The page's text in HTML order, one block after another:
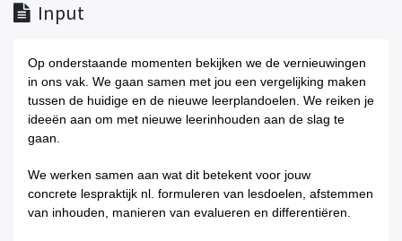
Input
Op onderstaande momenten bekijken we de vernieuwingen
in ons vak. We gaan samen met jou een vergelijking maken
tussen de huidige en de nieuwe leerplandoelen. We reiken je
ideeën aan om met nieuwe leerinhouden aan de slag te
gaan.
We werken samen aan wat dit betekent voor jouw
concrete lespraktijk nl. formuleren van lesdoelen, afstemmen
van inhouden, manieren van evalueren en differentiëren.